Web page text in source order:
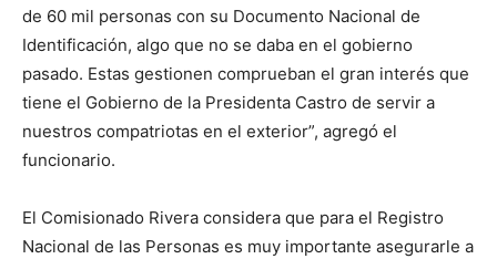
de 60 mil personas con su Documento Nacional de
Identificación, algo que no se daba en el gobierno
pasado. Estas gestionen comprueban el gran interés que
tiene el Gobierno de la Presidenta Castro de servir a
nuestros compatriotas en el exterior”, agregó el
funcionario.
El Comisionado Rivera considera que para el Registro
Nacional de las Personas es muy importante asegurarle a